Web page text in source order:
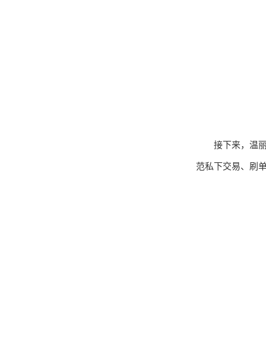
接下来，温
范私下交易、刷